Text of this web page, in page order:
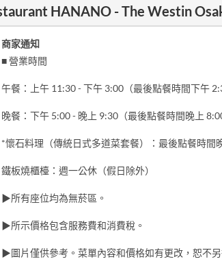
HANANO - The Westin
商家通知
■ 營業時間
午餐：上午 11:30 - 下午 3:00（最後點餐時間下午
晚餐：下午 5:00 - 晚上 9:30（最後點餐時間晚上
*懷石料理（傳統日式多道菜套餐）：最後點餐時間
鐵板燒櫃檯：週一公休（假日除外）
▶所有座位均為無菸區。
▶所示價格包含服務費和消費稅。
▶圖片僅供參考。菜單內容和價格如有更改，恕不另